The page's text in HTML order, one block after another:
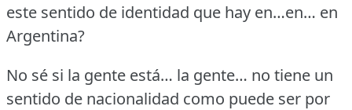
este sentido de identidad que hay en…en… en
Argentina?
No sé si la gente está… la gente… no tiene un
sentido de nacionalidad como puede ser por